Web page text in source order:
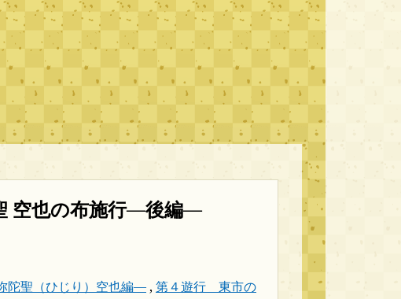
空也の布施行―後編―
陀聖（ひじり）空也編― , 第４遊行 東市の